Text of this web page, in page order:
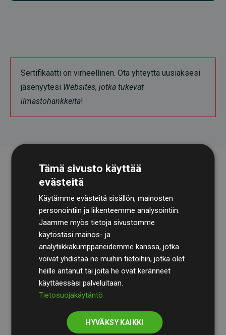
Sertifikaatti on virheellinen. Ota yhteyttä uusiaksesi
jäsenyytesi Websites, jotka tukevat
ilmastohankkeita!
TilintarkastusyhtiöBDOkäy säännöllisesti läpi
laskelmamme ja menetelmämme varmistaakseen
läpinäkyvyyden ja luotettavuuden.
Heidän tarkastuksensa osoittavat, että investoinnit
ilmastohankkeisiin kompensoivat keskimäärin
arvioiduista CO₂-päästöistä
jäsenverkkosivustoilla –
selkeä todiste toimintatapamme todellisesta
Tämä sivusto käyttää
evästeitä
Käytämme evästeitä sisällön, mainosten
personointiin ja liikenteemme analysointiin.
Jaamme myös tietoja sivustomme
käytöstäsi mainos- ja
analytiikkakumppaneidemme kanssa, jotka
voivat yhdistää ne muihin tietoihin, jotka olet
heille antanut tai joita he ovat keränneet
käyttäessäsi palveluitaan.
Tietosuojakäytäntö
HYVÄKSY KAIKKI